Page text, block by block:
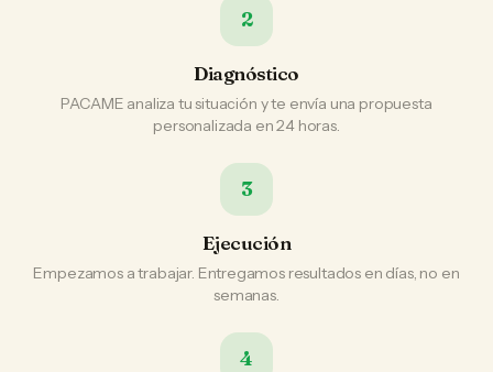
2
Diagnóstico
PACAME analiza tu situación y te envía una propuesta
personalizada en 24 horas.
3
Ejecución
Empezamos a trabajar. Entregamos resultados en días, no en
semanas.
4